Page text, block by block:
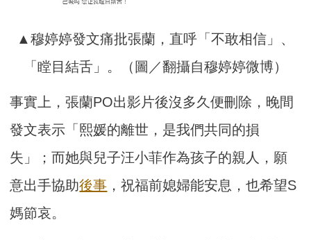
▲穆婷婷發文痛批張蘭，直呼「不敢相信」、
「瞠目結舌」。（圖／翻攝自穆婷婷微博）
事實上，張蘭PO出影片後沒多久便刪除，晚間
發文表示「熙媛的離世，是我們共同的損
失」；而她與兒子汪小菲作為孩子的親人，願
意出手協助後事 ，祝福前媳婦能安息，也希望S
媽節哀。